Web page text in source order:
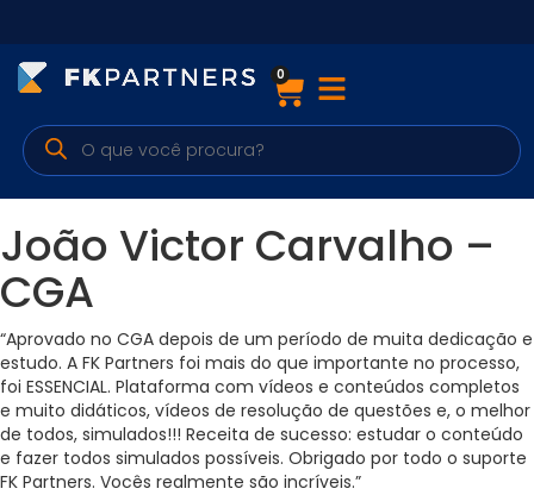
Cursos
Preparatórios Nacionais
Internacionais
Finanças & Edu. Continuada
Por atuação
Navegação
Sobre nós
0
João Victor Carvalho –
CGA
“Aprovado no CGA depois de um período de muita dedicação e
estudo. A FK Partners foi mais do que importante no processo,
foi ESSENCIAL. Plataforma com vídeos e conteúdos completos
e muito didáticos, vídeos de resolução de questões e, o melhor
de todos, simulados!!! Receita de sucesso: estudar o conteúdo
e fazer todos simulados possíveis. Obrigado por todo o suporte
FK Partners. Vocês realmente são incríveis.”